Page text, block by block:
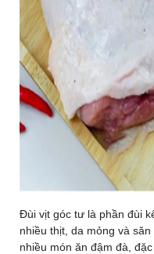
Đùi vịt góc tư là phần đùi
nhiều thịt, da mỏng và
nhiều món ăn đậm đà,